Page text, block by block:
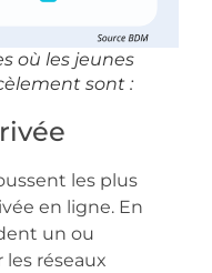
où les jeunes
sont :
les plus
en ligne. En
un ou
réseaux